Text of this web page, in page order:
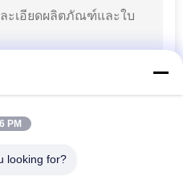
นวิดีโอ
PM
looking for?